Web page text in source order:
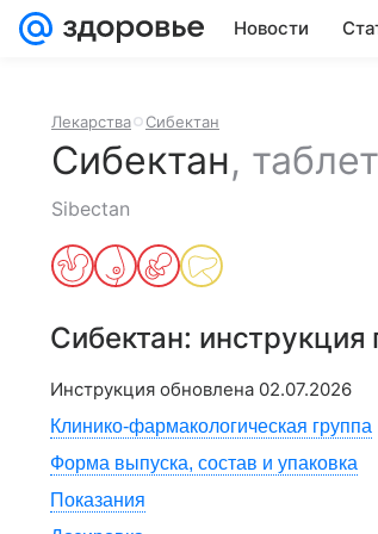
Новости
Лекарства Сибектан
Сибектан,
Sibectan
Сибектан:
Инструкция обновлена 02.07.2026
Клинико-фармакологическая группа
Форма выпуска, состав и упаковка
Показания